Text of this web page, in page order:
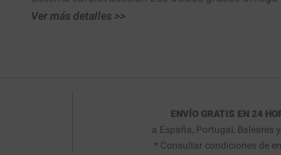
Ver más detalles >>
ENVÍO GRATIS EN 24
a España, Portugal, Baleares
* Consultar condiciones de